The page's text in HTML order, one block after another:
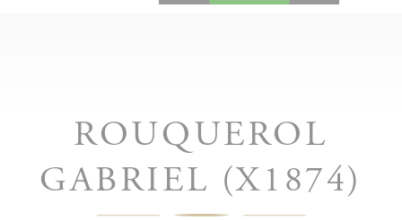
ROUQUEROL
GABRIEL (X1874)